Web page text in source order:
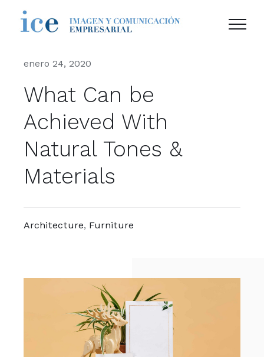
Saltar
enero 24, 2020
What Can be
Achieved With
Natural Tones &
Materials
Architecture, Furniture